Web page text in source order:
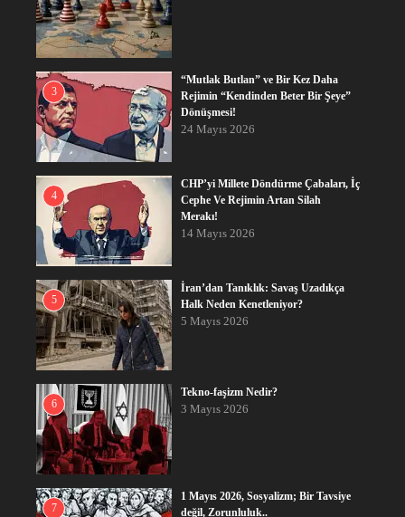
3
“Mutlak Butlan” ve Bir Kez Daha
Rejimin “Kendinden Beter Bir Şeye”
Dönüşmesi!
24 Mayıs 2026
4
CHP’yi Millete Döndürme Çabaları, İç
Cephe Ve Rejimin Artan Silah
Merakı!
14 Mayıs 2026
5
İran’dan Tanıklık: Savaş Uzadıkça
Halk Neden Kenetleniyor?
5 Mayıs 2026
6
Tekno-faşizm Nedir?
3 Mayıs 2026
7
1 Mayıs 2026, Sosyalizm; Bir Tavsiye
değil, Zorunluluk..